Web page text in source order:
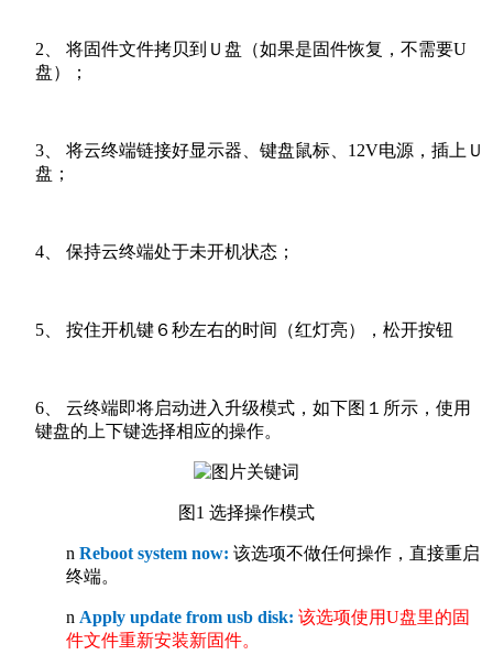
2、 将固件文件拷贝到Ｕ盘（如果是固件恢复，不需要U
盘）；
3、 将云终端链接好显示器、键盘鼠标、12V电源，插上Ｕ
盘；
4、 保持云终端处于未开机状态；
5、 按住开机键６秒左右的时间（红灯亮），松开按钮
6、 云终端即将启动进入升级模式，如下图１所示，使用
键盘的上下键选择相应的操作。
图1 选择操作模式
n Reboot system now: 该选项不做任何操作，直接重启
终端。
n Apply update from usb disk: 该选项使用U盘里的固
件文件重新安装新固件。